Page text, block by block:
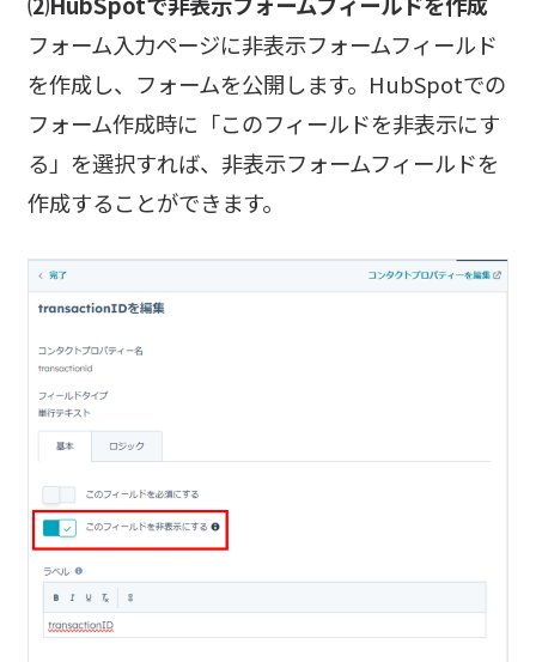
フォーム入力ページに非表示フォームフィールド
を作成し、フォームを公開します。HubSpotでの
フォーム作成時に「このフィールドを非表示にす
る」を選択すれば、非表示フォームフィールドを
作成することができます。